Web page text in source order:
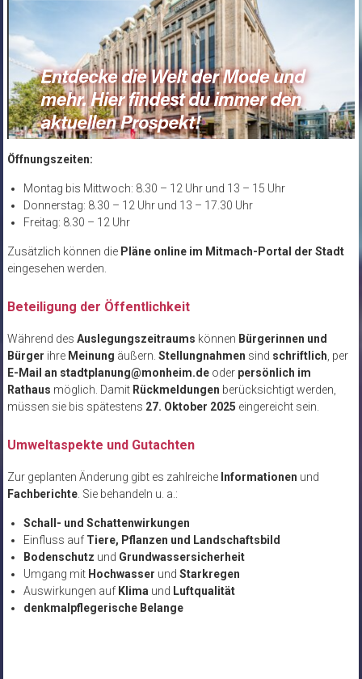
Öffnungszeiten:
Montag bis Mittwoch: 8.30 – 12 Uhr und 13 – 15 Uhr
Donnerstag: 8.30 – 12 Uhr und 13 – 17.30 Uhr
Freitag: 8.30 – 12 Uhr
Zusätzlich können die Pläne online im Mitmach-Portal der Stadt
eingesehen werden.
Beteiligung der Öffentlichkeit
Während des Auslegungszeitraums können Bürgerinnen und
Bürger ihre Meinung äußern. Stellungnahmen sind schriftlich, per
E-Mail an stadtplanung@monheim.deoder persönlich im
Rathaus möglich. Damit Rückmeldungen berücksichtigt werden,
müssen sie bis spätestens 27. Oktober 2025 eingereicht sein.
Umweltaspekte und Gutachten
Zur geplanten Änderung gibt es zahlreiche Informationen und
Fachberichte. Sie behandeln u. a.:
Schall- und Schattenwirkungen
Einfluss auf Tiere, Pflanzen und Landschaftsbild
Bodenschutz und Grundwassersicherheit
Umgang mit Hochwasser und Starkregen
Auswirkungen auf Klimaund Luftqualität
denkmalpflegerische Belange